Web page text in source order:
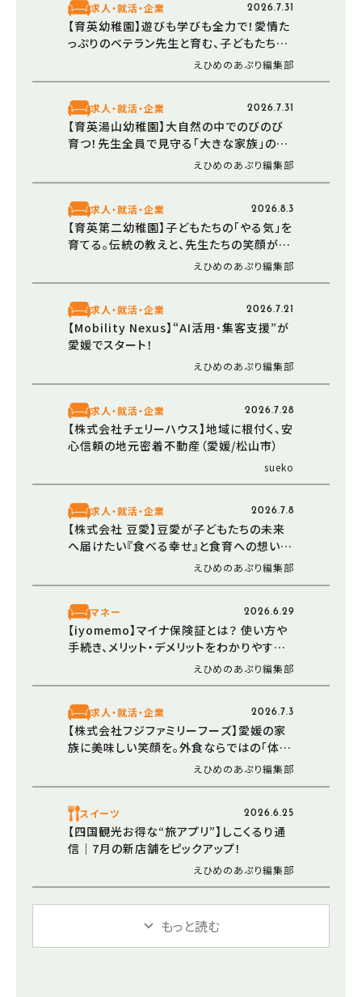
求人・就活・企業 2026.7.31
【育英幼稚園】遊びも学びも全力で！愛情た
っぷりのベテラン先生と育む、子どもたちの
えひめのあぷり編集部
求人・就活・企業 2026.7.31
【育英湯山幼稚園】大自然の中でのびのび
育つ！先生全員で見守る「大きな家族」のよ
うな温かい幼稚園（愛媛/松山市）えひめのあぷり編集部
求人・就活・企業 2026.8.3
【育英第二幼稚園】子どもたちの「やる気」を
育てる。伝統の教えと、先生たちの笑顔が溢
れる幼稚園（愛媛/松山市）えひめのあぷり編集部
求人・就活・企業 2026.7.21
【Mobility Nexus】“AI活用･集客支援”が
愛媛でスタート！
えひめのあぷり編集部
求人・就活・企業 2026.7.28
【株式会社チェリーハウス】地域に根付く、安
心信頼の地元密着不動産（愛媛/松山市）
sueko
求人・就活・企業 2026.7.8
【株式会社 豆愛】豆愛が子どもたちの未来
へ届けたい『食べる幸せ』と食育への想い
えひめのあぷり編集部
マネー 2026.6.29
【iyomemo】マイナ保険証とは？ 使い方や
手続き、メリット・デメリットをわかりやすく
えひめのあぷり編集部
求人・就活・企業 2026.7.3
【株式会社フジファミリーフーズ】愛媛の家
族に美味しい笑顔を。外食ならではの「体験
価値」と地域への温かい思い（愛媛/松山市）
えひめのあぷり編集部
スイーツ 2026.6.25
【四国観光お得な“旅アプリ”】しこくるり通
信｜7月の新店舗をピックアップ！
えひめのあぷり編集部
もっと読む